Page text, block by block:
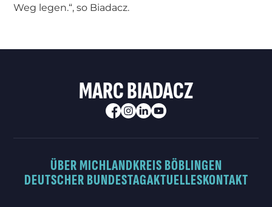
Weg legen.“, so Biadacz.
MARC BIADACZ
ÜBER MICHLANDKREIS BÖBLINGEN
DEUTSCHER BUNDESTAGAKTUELLESKONTAKT